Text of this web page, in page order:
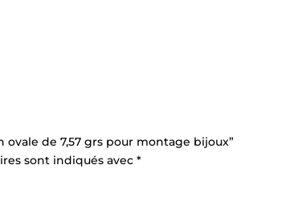
ovale de 7,57 grs pour montage bijoux”
sont indiqués avec*